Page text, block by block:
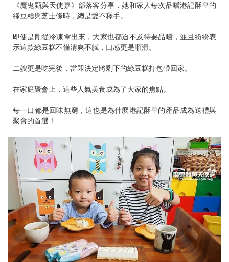
《魔鬼甄與天使嘉》部落客分享，她和家人每次品嚐港記酥皇的
綠豆糕與芝士條時，總是愛不釋手。
即使是剛從冷凍拿出來，大家也都迫不及待要品嚐，並且紛紛表
示這款綠豆糕不僅清爽不膩，口感更是順滑。
二嫂更是吃完後，當即決定將剩下的綠豆糕打包帶回家。
在家庭聚會上，這些人氣美食成為了大家的焦點。
每一口都是回味無窮，這也是為什麼港記酥皇的產品成為送禮與
聚會的首選！